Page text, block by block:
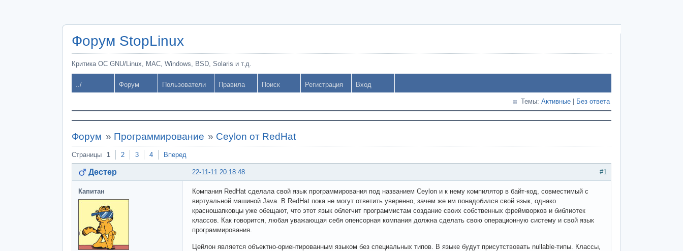
Форум StopLinux
Критика ОС GNU/Linux, MAC, Windows, BSD, Solaris и т.д.
../ Форум Пользователи Правила Поиск Регистрация Вход
Темы: Активные Без ответа
Форум » Программирование » Ceylon от RedHat
Страницы 1 2 3 4 Вперед
#1
22-11-11 20:18:48
Дестер
Капитан
Компания RedHat сделала свой язык программирования под названием Ceylon и к нему компилятор в байт-код, совместимый с
виртуальной машиной Java. В RedHat пока не могут ответить уверенно, зачем же им понадобился свой язык, однако
красношапковцы уже обещают, что этот язык облегчит программистам создание своих собственных фреймворков и библиотек
классов. Как говорится, любая уважающая себя опенсорная компания должна сделать свою операционную систему и свой язык
программирования.
Цейлон является объектно-ориентированным языком без специальных типов. В языке будут присутствовать nullable-типы. Классы,